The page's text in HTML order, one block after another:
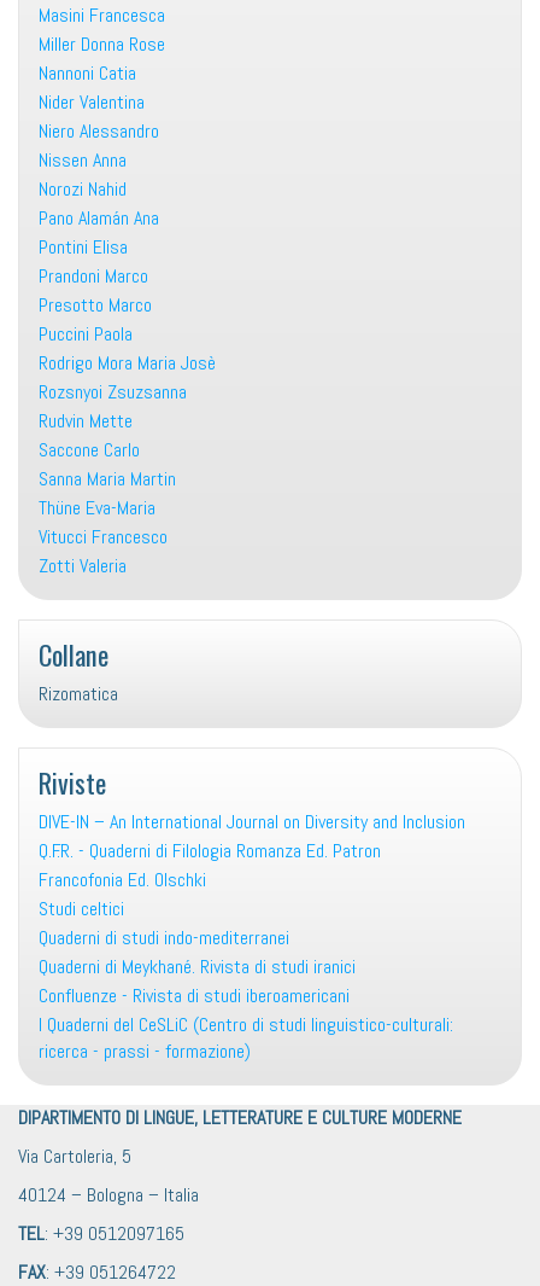
Masini Francesca
Miller Donna Rose
Nannoni Catia
Nider Valentina
Niero Alessandro
Nissen Anna
Norozi Nahid
Pano Alamán Ana
Pontini Elisa
Prandoni Marco
Presotto Marco
Puccini Paola
Rodrigo Mora Maria Josè
Rozsnyoi Zsuzsanna
Rudvin Mette
Saccone Carlo
Sanna Maria Martin
Thüne Eva-Maria
Vitucci Francesco
Zotti Valeria
Collane
Rizomatica
Riviste
DIVE-IN – An International Journal on Diversity and Inclusion
Q.F.R. - Quaderni di Filologia Romanza Ed. Patron
Francofonia Ed. Olschki
Studi celtici
Quaderni di studi indo-mediterranei
Quaderni di Meykhané. Rivista di studi iranici
Confluenze - Rivista di studi iberoamericani
I Quaderni del CeSLiC (Centro di studi linguistico-culturali:
ricerca - prassi - formazione)
DIPARTIMENTO DI LINGUE, LETTERATURE E CULTURE MODERNE
Via Cartoleria, 5
40124 – Bologna – Italia
TEL: +39 0512097165
FAX: +39 051264722